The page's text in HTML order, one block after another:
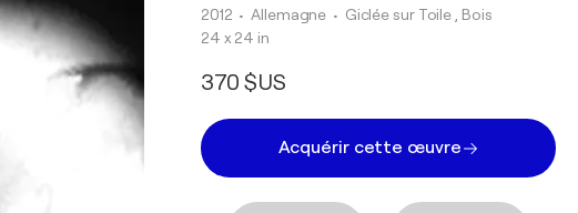
2012 • Allemagne • Giclée sur Toile , Bois
24 x 24 in
370 $US
Acquérir cette œuvre